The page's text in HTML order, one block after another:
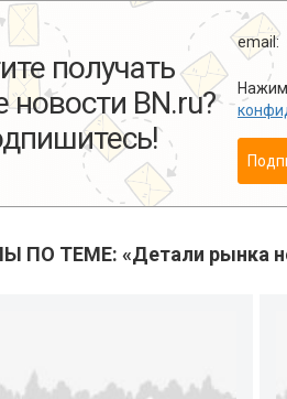
получать
новости BN.ru?
email:
ПО ТЕМЕ: «Детали рынка